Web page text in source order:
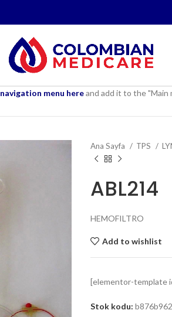
navigation menu hereand add it to the "Main
Ana Sayfa TPS
ABL214
HEMOFILTRO
Add to wishlist
[elementor-template
Stok kodu: